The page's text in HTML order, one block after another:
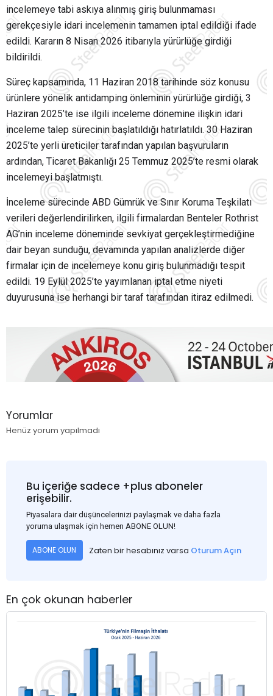
incelemeye tabi askıya alınmış giriş bulunmaması
gerekçesiyle idari incelemenin tamamen iptal edildiği ifade
edildi. Kararın 8 Nisan 2026 itibarıyla yürürlüğe girdiği
bildirildi.
Süreç kapsamında, 11 Haziran 2018 tarihinde söz konusu
ürünlere yönelik antidamping önleminin yürürlüğe girdiği, 3
Haziran 2025’te ise ilgili inceleme dönemine ilişkin idari
inceleme talep sürecinin başlatıldığı hatırlatıldı. 30 Haziran
2025’te yerli üreticiler tarafından yapılan başvuruların
ardından, Ticaret Bakanlığı 25 Temmuz 2025’te resmi olarak
incelemeyi başlatmıştı.
İnceleme sürecinde ABD Gümrük ve Sınır Koruma Teşkilatı
verileri değerlendirilirken, ilgili firmalardan Benteler Rothrist
AG’nin inceleme döneminde sevkiyat gerçekleştirmediğine
dair beyan sunduğu, devamında yapılan analizlerde diğer
firmalar için de incelemeye konu giriş bulunmadığı tespit
edildi. 19 Eylül 2025’te yayımlanan iptal etme niyeti
duyurusuna ise herhangi bir taraf tarafından itiraz edilmedi.
Yorumlar
Henüz yorum yapılmadı
Bu içeriğe sadece +plus aboneler
erişebilir.
Piyasalara dair düşüncelerinizi paylaşmak ve daha fazla
yoruma ulaşmak için hemen ABONE OLUN!
ABONE OLUN Zaten bir hesabınız varsa Oturum Açın
En çok okunan haberler